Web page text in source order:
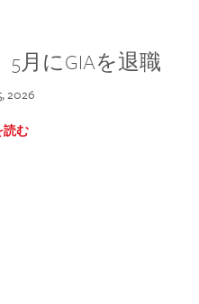
月にGIAを退職
2026
読む